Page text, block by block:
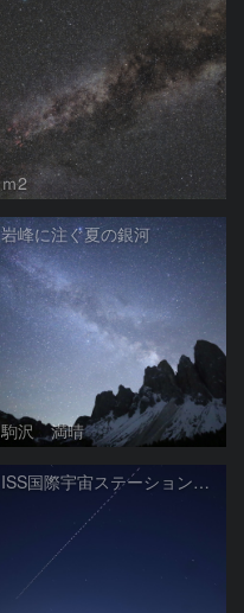
ｍ2
岩峰に注ぐ夏の銀河
駒沢 満晴
ISS国際宇宙ステーションと沈む夏の大三角 2026/1/12